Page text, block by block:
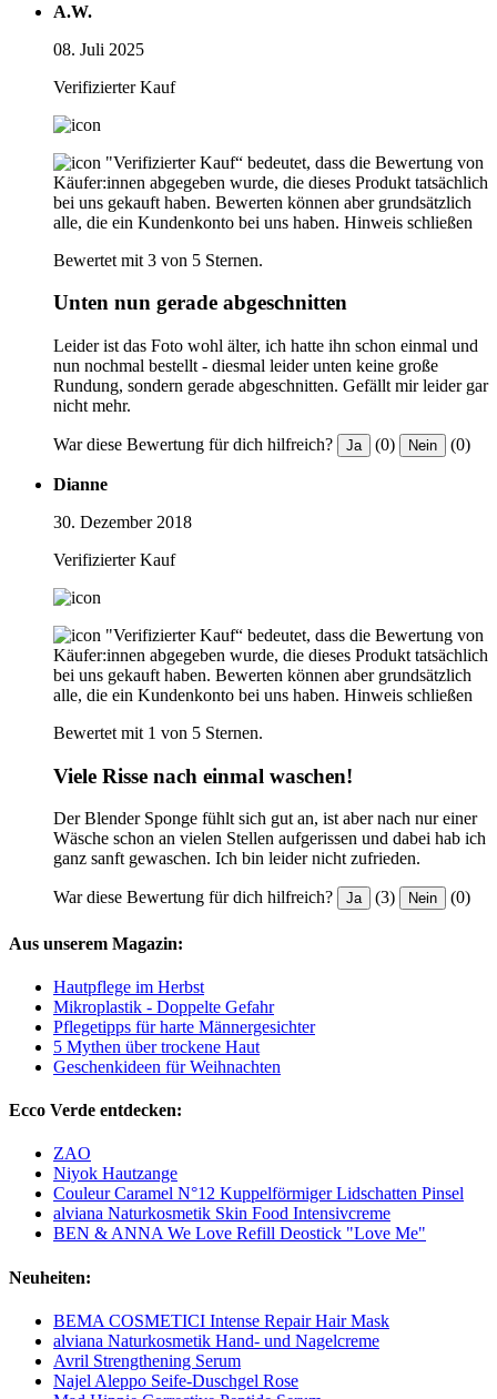
A.W.
08. Juli 2025
Verifizierter Kauf
"Verifizierter Kauf“ bedeutet, dass die Bewertung von
Käufer:innen abgegeben wurde, die dieses Produkt tatsächlich
bei uns gekauft haben. Bewerten können aber grundsätzlich
alle, die ein Kundenkonto bei uns haben. Hinweis schließen
Bewertet mit 3 von 5 Sternen.
Unten nun gerade abgeschnitten
Leider ist das Foto wohl älter, ich hatte ihn schon einmal und
nun nochmal bestellt - diesmal leider unten keine große
Rundung, sondern gerade abgeschnitten. Gefällt mir leider gar
nicht mehr.
War diese Bewertung für dich hilfreich? Ja (0) Nein (0)
Dianne
30. Dezember 2018
Verifizierter Kauf
"Verifizierter Kauf“ bedeutet, dass die Bewertung von
Käufer:innen abgegeben wurde, die dieses Produkt tatsächlich
bei uns gekauft haben. Bewerten können aber grundsätzlich
alle, die ein Kundenkonto bei uns haben. Hinweis schließen
Bewertet mit 1 von 5 Sternen.
Viele Risse nach einmal waschen!
Der Blender Sponge fühlt sich gut an, ist aber nach nur einer
Wäsche schon an vielen Stellen aufgerissen und dabei hab ich
ganz sanft gewaschen. Ich bin leider nicht zufrieden.
War diese Bewertung für dich hilfreich? Ja (3) Nein (0)
Aus unserem Magazin:
Hautpflege im Herbst
Mikroplastik - Doppelte Gefahr
Pflegetipps für harte Männergesichter
5 Mythen über trockene Haut
Geschenkideen für Weihnachten
Ecco Verde entdecken:
ZAO
Niyok Hautzange
Couleur Caramel N°12 Kuppelförmiger Lidschatten Pinsel
alviana Naturkosmetik Skin Food Intensivcreme
BEN & ANNA We Love Refill Deostick "Love Me"
Neuheiten:
BEMA COSMETICI Intense Repair Hair Mask
alviana Naturkosmetik Hand- und Nagelcreme
Avril Strengthening Serum
Najel Aleppo Seife-Duschgel Rose